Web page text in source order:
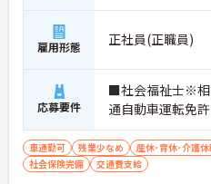
雇用形態 正社員(正職員)
応募要件
■社会福祉士※相
通自動車運転免許
車通勤可 残業少なめ 産休･育休･介護
社会保険完備
交通費支給